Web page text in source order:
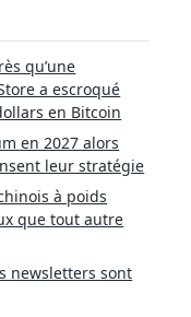
qu’une
a escroqué
en Bitcoin
en 2027 alors
leur stratégie
à poids
que tout autre
newsletters sont